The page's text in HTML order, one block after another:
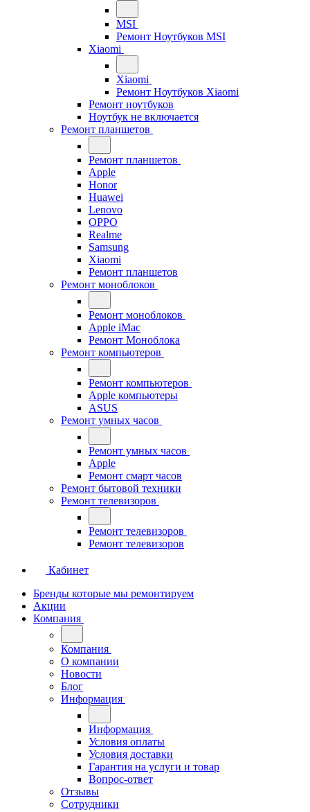
MSI
Ремонт Ноутбуков MSI
Xiaomi
Xiaomi
Ремонт Ноутбуков Xiaomi
Ремонт ноутбуков
Ноутбук не включается
Ремонт планшетов
Ремонт планшетов
Apple
Honor
Huawei
Lenovo
OPPO
Realme
Samsung
Xiaomi
Ремонт планшетов
Ремонт моноблоков
Ремонт моноблоков
Apple iMac
Ремонт Моноблока
Ремонт компьютеров
Ремонт компьютеров
Apple компьютеры
ASUS
Ремонт умных часов
Ремонт умных часов
Apple
Ремонт смарт часов
Ремонт бытовой техники
Ремонт телевизоров
Ремонт телевизоров
Ремонт телевизоров
Кабинет
Бренды которые мы ремонтируем
Акции
Компания
Компания
О компании
Новости
Блог
Информация
Информация
Условия оплаты
Условия доставки
Гарантия на услуги и товар
Вопрос-ответ
Отзывы
Сотрудники